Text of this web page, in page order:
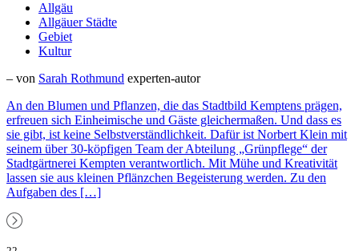
Allgäu
Allgäuer Städte
Gebiet
Kultur
– von Sarah Rothmund experten-autor
An den Blumen und Pflanzen, die das Stadtbild Kemptens prägen,
erfreuen sich Einheimische und Gäste gleichermaßen. Und dass es
sie gibt, ist keine Selbstverständlichkeit. Dafür ist Norbert Klein mit
seinem über 30-köpfigen Team der Abteilung „Grünpflege“ der
Stadtgärtnerei Kempten verantwortlich. Mit Mühe und Kreativität
lassen sie aus kleinen Pflänzchen Begeisterung werden. Zu den
Aufgaben des […]